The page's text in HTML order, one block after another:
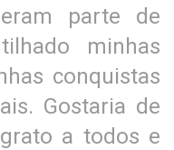
parte de
minhas
conquistas
Gostaria de
a todos e